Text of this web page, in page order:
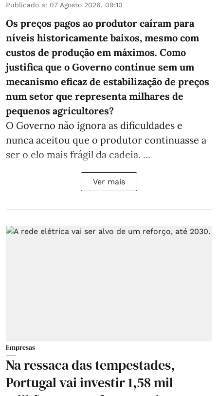
Publicado a: 07 Agosto 2026, 09:10
Os preços pagos ao produtor caíram para
níveis historicamente baixos, mesmo com
custos de produção em máximos. Como
justifica que o Governo continue sem um
mecanismo eficaz de estabilização de preços
num setor que representa milhares de
pequenos agricultores?
O Governo não ignora as dificuldades e
nunca aceitou que o produtor continuasse a
ser o elo mais frágil da cadeia. ...
Ver mais
Empresas
Na ressaca das tempestades,
Portugal vai investir 1,58 mil